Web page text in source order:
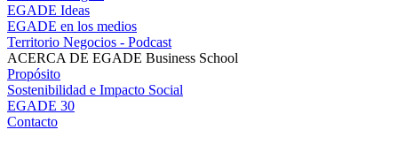
EGADE Ideas
EGADE en los medios
Territorio Negocios - Podcast
ACERCA DE EGADE Business School
Propósito
Sostenibilidad e Impacto Social
EGADE 30
Contacto